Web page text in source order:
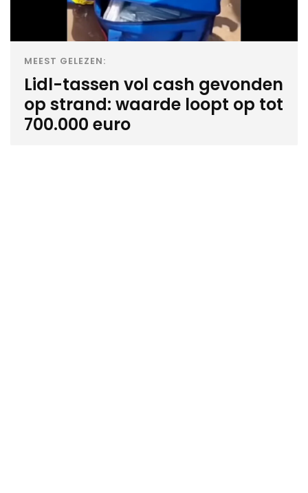
MEEST GELEZEN:
Lidl-tassen vol cash gevonden
op strand: waarde loopt op tot
700.000 euro